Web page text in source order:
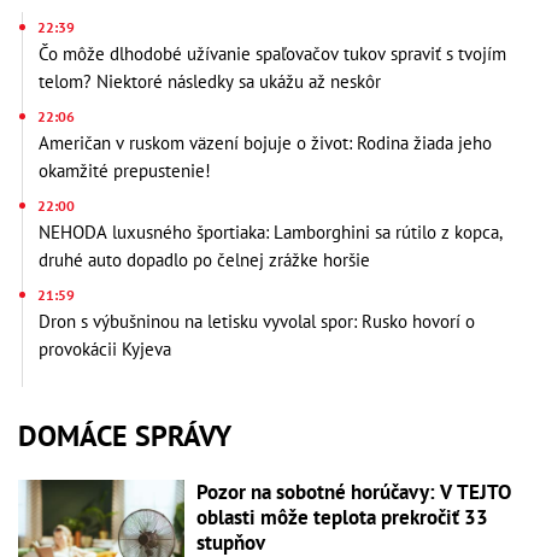
22:39
Čo môže dlhodobé užívanie spaľovačov tukov spraviť s tvojím
telom? Niektoré následky sa ukážu až neskôr
22:06
Američan v ruskom väzení bojuje o život: Rodina žiada jeho
okamžité prepustenie!
22:00
NEHODA luxusného športiaka: Lamborghini sa rútilo z kopca,
druhé auto dopadlo po čelnej zrážke horšie
21:59
Dron s výbušninou na letisku vyvolal spor: Rusko hovorí o
provokácii Kyjeva
DOMÁCE SPRÁVY
Pozor na sobotné horúčavy: V TEJTO
oblasti môže teplota prekročiť 33
stupňov